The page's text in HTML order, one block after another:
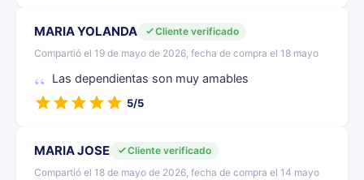
MARIA YOLANDA
Cliente verificado
Compartió el 19 de mayo de 2026, fecha de compra el 18 mayo
Las dependientas son muy amables
5/5
MARIA JOSE
Cliente verificado
Compartió el 18 de mayo de 2026, fecha de compra el 14 mayo